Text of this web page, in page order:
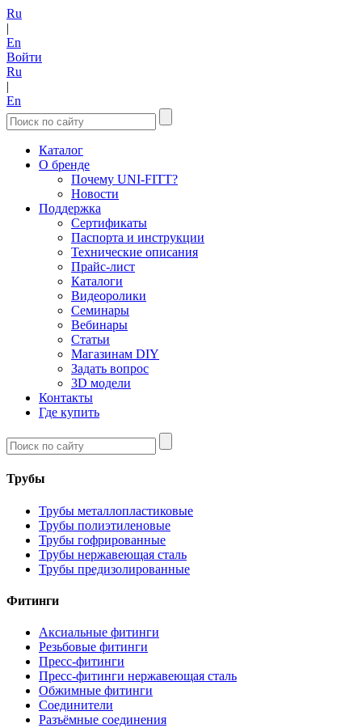
Ru
|
En
Войти
Ru
|
En
Каталог
О бренде
Почему UNI-FITT?
Новости
Поддержка
Сертификаты
Паспорта и инструкции
Технические описания
Прайс-лист
Каталоги
Видеоролики
Семинары
Вебинары
Статьи
Магазинам DIY
Задать вопрос
3D модели
Контакты
Где купить
Трубы
Трубы металлопластиковые
Трубы полиэтиленовые
Трубы гофрированные
Трубы нержавеющая сталь
Трубы предизолированные
Фитинги
Аксиальные фитинги
Резьбовые фитинги
Пресс-фитинги
Пресс-фитинги нержавеющая сталь
Обжимные фитинги
Соединители
Разъёмные соединения